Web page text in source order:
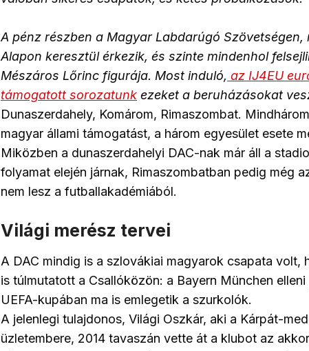
A pénz részben a Magyar Labdarúgó Szövetségen,
Alapon keresztül érkezik, és szinte mindenhol
Mészáros Lőrinc figurája. Most induló, az IJ4EU
támogatott sorozatunk ezeket a beruházásokat
Dunaszerdahely, Komárom, Rimaszombat.
magyar állami támogatást, a három egyesület esete
Miközben a dunaszerdahelyi DAC-nak már áll a
folyamat elején járnak, Rimaszombatban pedig még
nem lesz a futballakadémiából.
Világi merész tervei
A DAC mindig is a szlovákiai magyarok csapata volt,
is túlmutatott a Csallóközön: a Bayern München
UEFA-kupában ma is emlegetik a szurkolók.
A jelenlegi tulajdonos, Világi Oszkár, aki a Kárpát-
üzletembere, 2014 tavaszán vette át a klubot az